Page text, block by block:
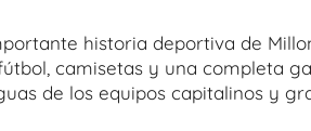
historia deportiva de
camisetas y una completa
de los equipos capitalinos y